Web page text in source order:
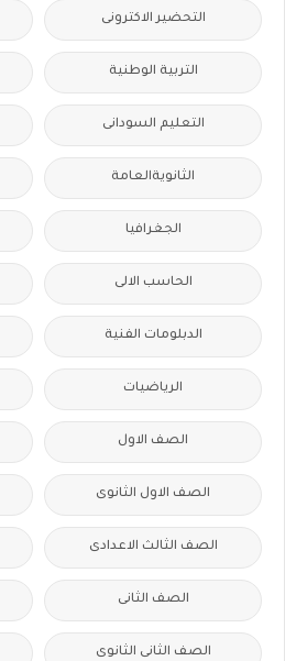
التحضير الاكترونى
التربية الوطنية
التعليم السودانى
الثانويةالعامة
الجغرافيا
الحاسب الالى
الدبلومات الفنية
الرياضيات
الصف الاول
الصف الاول الثانوى
الصف الثالث الاعدادى
الصف الثانى
الصف الثانى الثانوى